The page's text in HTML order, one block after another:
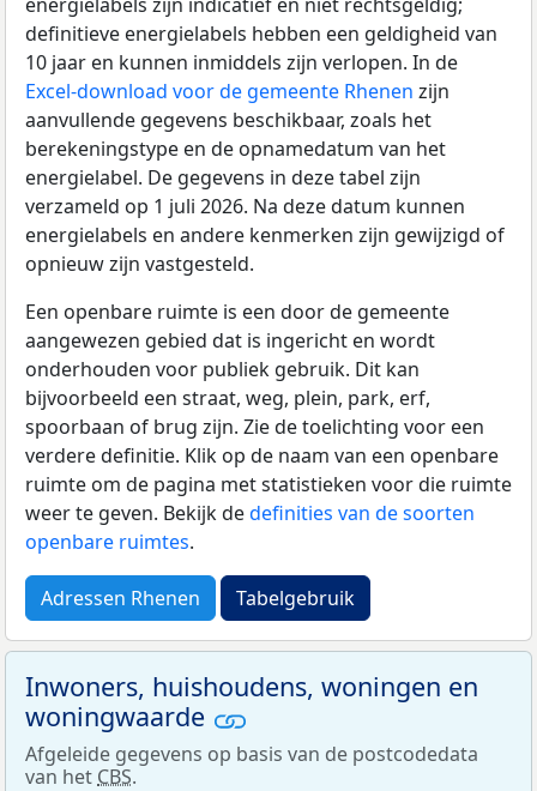
definitieve energielabels hebben een geldigheid van
10 jaar en kunnen inmiddels zijn verlopen. In de
Excel-download voor de gemeente Rhenen zijn
aanvullende gegevens beschikbaar, zoals het
berekeningstype en de opnamedatum van het
energielabel. De gegevens in deze tabel zijn
verzameld op 1 juli 2026. Na deze datum kunnen
energielabels en andere kenmerken zijn gewijzigd of
opnieuw zijn vastgesteld.
Een openbare ruimte is een door de gemeente
aangewezen gebied dat is ingericht en wordt
onderhouden voor publiek gebruik. Dit kan
bijvoorbeeld een straat, weg, plein, park, erf,
spoorbaan of brug zijn. Zie de toelichting voor een
verdere definitie. Klik op de naam van een openbare
ruimte om de pagina met statistieken voor die ruimte
weer te geven. Bekijk dedefinities van de soorten
openbare ruimtes.
Adressen Rhenen Tabelgebruik
Inwoners, huishoudens, woningen en
woningwaarde
Afgeleide gegevens op basis van de postcodedata
van het CBS.